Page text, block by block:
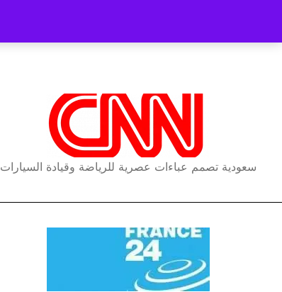
سعودية تصمم عباءات عصرية للرياضة وقيادة السيارات